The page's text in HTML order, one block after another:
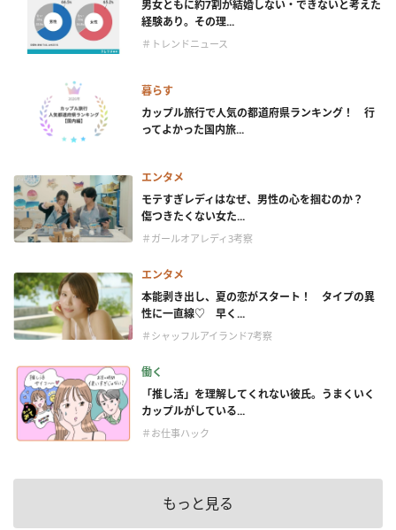
男女ともに約7割が結婚しない・できないと考えた
経験あり。その理...
＃トレンドニュース
暮らす
カップル旅行で人気の都道府県ランキング！ 行
ってよかった国内旅...
エンタメ
モテすぎレディはなぜ、男性の心を掴むのか？
傷つきたくない女た...
＃ガールオアレディ3考察
エンタメ
本能剥き出し、夏の恋がスタート！ タイプの異
性に一直線♡ 早く...
＃シャッフルアイランド7考察
働く
「推し活」を理解してくれない彼氏。うまくいく
カップルがしている...
＃お仕事ハック
もっと見る